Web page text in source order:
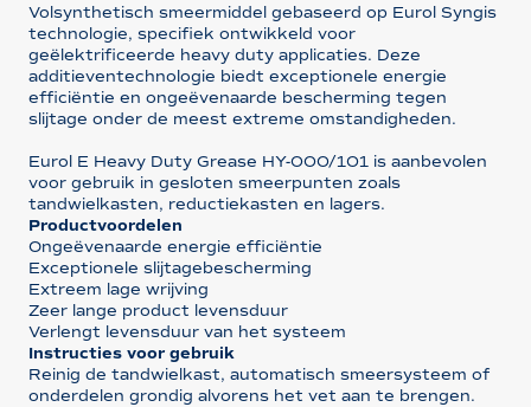
Volsynthetisch smeermiddel gebaseerd op Eurol Syngis
technologie, specifiek ontwikkeld voor
geëlektrificeerde heavy duty applicaties. Deze
additieventechnologie biedt exceptionele energie
efficiëntie en ongeëvenaarde bescherming tegen
slijtage onder de meest extreme omstandigheden.
Eurol E Heavy Duty Grease HY-000/101 is aanbevolen
voor gebruik in gesloten smeerpunten zoals
tandwielkasten, reductiekasten en lagers.
Productvoordelen
Ongeëvenaarde energie efficiëntie
Exceptionele slijtagebescherming
Extreem lage wrijving
Zeer lange product levensduur
Verlengt levensduur van het systeem
Instructies voor gebruik
Reinig de tandwielkast, automatisch smeersysteem of
onderdelen grondig alvorens het vet aan te brengen.